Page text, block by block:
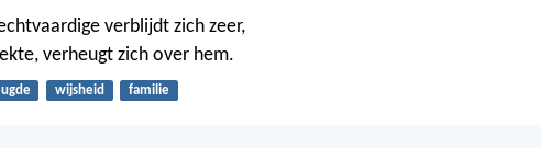
verblijdt zich zeer,
verheugt zich over hem.
wijsheid familie